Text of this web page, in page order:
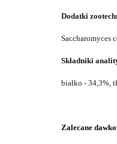
Dodatki
Saccharomyces
Składniki
białko - 34,3%,
Zalecane